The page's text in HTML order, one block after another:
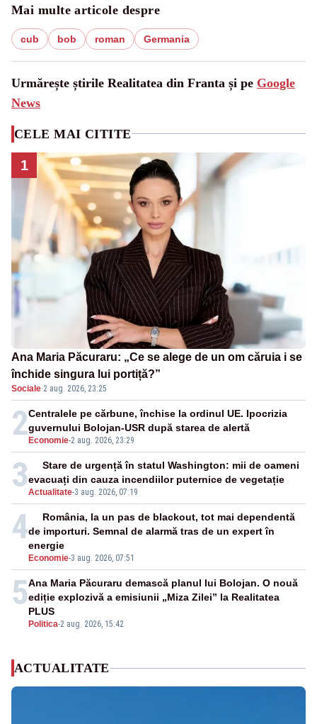
Mai multe articole despre
cub bob roman Germania
Urmărește știrile Realitatea din Franta și pe Google
News
CELE MAI CITITE
1
Ana Maria Păcuraru: „Ce se alege de un om căruia i se
închide singura lui portiță?”
Sociale·2 aug. 2026, 23:25
2 Economie-2 aug. 2026, 23:29
Centralele pe cărbune, închise la ordinul UE. Ipocrizia
guvernului Bolojan-USR după starea de alertă
3Actualitate-3 aug. 2026, 07:19
Stare de urgență în statul Washington: mii de oameni
evacuați din cauza incendiilor puternice de vegetație
4
Economie-3 aug. 2026, 07:51
România, la un pas de blackout, tot mai dependentă
de importuri. Semnal de alarmă tras de un expert în
energie
5
Politica-2 aug. 2026, 15:42
Ana Maria Păcuraru demască planul lui Bolojan. O nouă
ediție explozivă a emisiunii „Miza Zilei” la Realitatea
PLUS
ACTUALITATE